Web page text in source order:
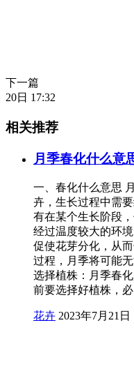
下一篇
20日 17:32
相关推荐
月季春化什么意
一、春化什么意思
卉，生长过程中需
有在某个生长阶段
经过温度较大的环
促使花芽分化，从
过程，月季将可能
选择植株：月季春
前要选择好植株，
花卉 2023年7月21日